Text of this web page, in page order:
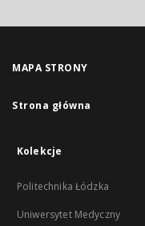
MAPA STRONY
Strona główna
Kolekcje
Politechnika Łódzka
Uniwersytet Medyczny